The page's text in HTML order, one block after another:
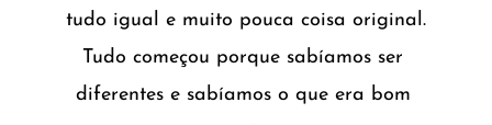
tudo igual e muito pouca coisa original.
Tudo começou porque sabíamos ser
diferentes e sabíamos o que era bom